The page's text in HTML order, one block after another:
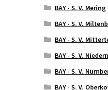
BAY - S. V. Mering
BAY - S. V.
BAY - S. V.
BAY - S. V.
BAY - S. V.
BAY - S. V.